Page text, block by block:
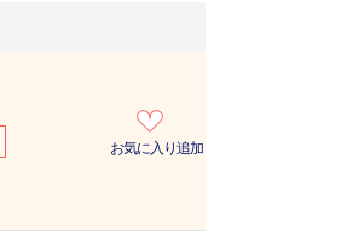
お気に入り追加